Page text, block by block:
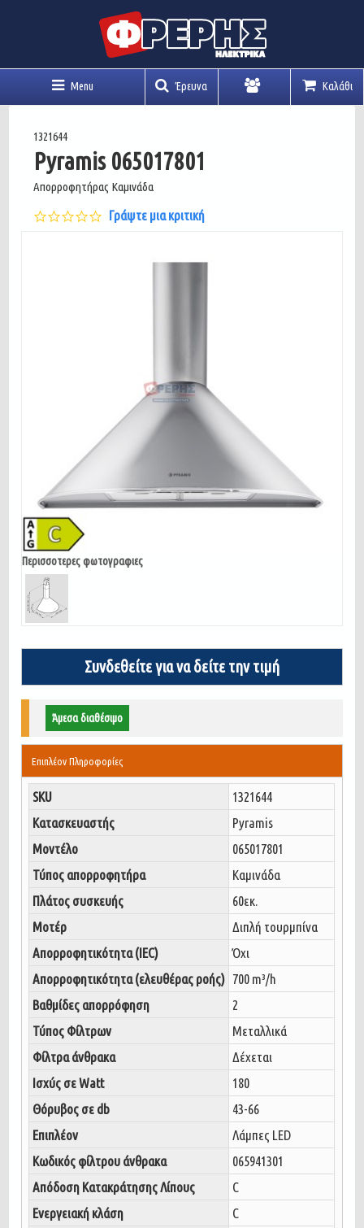
Menu Έρευνα Καλάθι
1321644
Pyramis 065017801
Απορροφητήρας Καμινάδα
0.0
star
Γράψτε μια κριτική
Περισσοτερες φωτογραφιες
Συνδεθείτε για να δείτε την τιμή
Άμεσα διαθέσιμο
Επιπλέον Πληροφορίες
SKU
1321644
Κατασκευαστής
Pyramis
Μοντέλο
065017801
Τύπος απορροφητήρα
Καμινάδα
Πλάτος συσκευής
60εκ.
Μοτέρ
Διπλή τουρμπίνα
Απορροφητικότητα (IEC)
Όχι
Απορροφητικότητα (ελευθέρας ροής) 700 m³/h
Bαθμίδες απορρόφηση
2
Τύπος Φίλτρων
Μεταλλικά
Φίλτρα άνθρακα
Δέχεται
Ισχύς σε Watt
180
Θόρυβος σε db
43-66
Επιπλέον
Λάμπες LED
Κωδικός φίλτρου άνθρακα
065941301
Απόδοση Κατακράτησης Λίπους
C
Ενεργειακή κλάση
C